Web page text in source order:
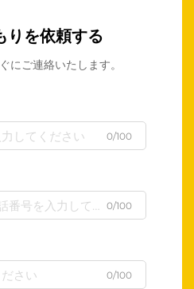
りを依頼する
にご連絡いたします。
0/100
0/100
0/100